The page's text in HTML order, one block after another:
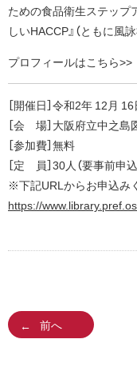
ための食品衛生ステップ
しいHACCP』（ともに風
プロフィールはこちら>>
［開催日］令和2年 12月
［会 場］大阪府立中之
［参加費］無料
［定 員］30人（要事前
※下記URLからお申込み
https://
前へ